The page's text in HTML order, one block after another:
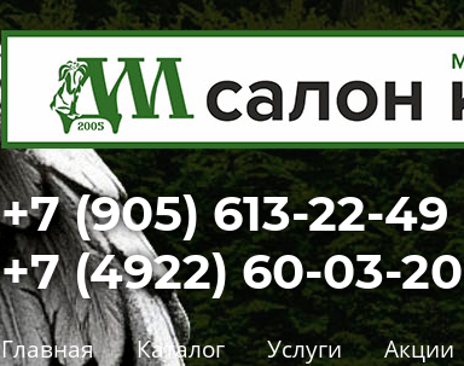
+7 (905) 613-22-49
+7 (4922) 60-03-20
Главная Каталог Услуги Акции